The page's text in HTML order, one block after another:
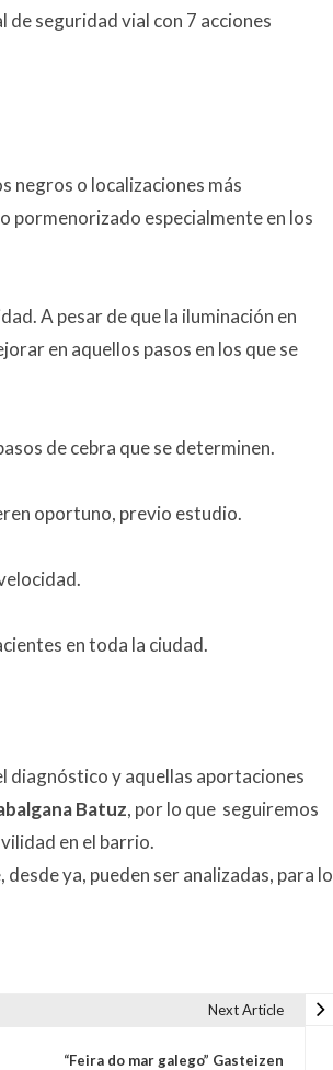
de seguridad vial con 7 acciones
negros o localizaciones más
pormenorizado especialmente en los
A pesar de que la iluminación en
en aquellos pasos en los que se
de cebra que se determinen.
oportuno, previo estudio.
en toda la ciudad.
diagnóstico y aquellas aportaciones
Batuz, por lo que seguiremos
en el barrio.
ya, pueden ser analizadas, para lo
Next Article
“Feira do mar galego” Gasteizen